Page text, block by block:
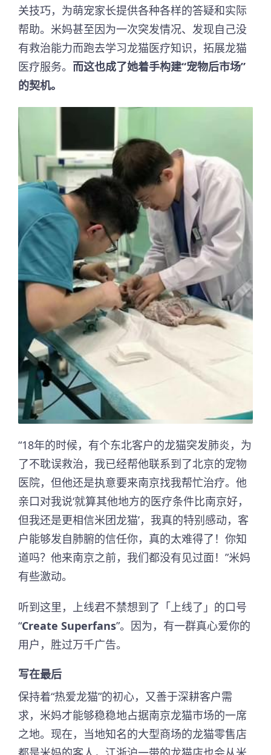
关技巧，为萌宠家长提供各种各样的答疑和实际
帮助。米妈甚至因为一次突发情况、发现自己没
有救治能力而跑去学习龙猫医疗知识，拓展龙猫
医疗服务。 而这也成了她着手构建“宠物后市场”
的契机。
“18年的时候，有个东北客户的龙猫突发肺炎，为
了不耽误救治，我已经帮他联系到了北京的宠物
医院，但他还是执意要来南京找我帮忙治疗。他
亲口对我说‘就算其他地方的医疗条件比南京好，
但我还是更相信米团龙猫’，我真的特别感动，客
户能够发自肺腑的信任你，真的太难得了！你知
道吗？他来南京之前，我们都没有见过面！”米妈
有些激动。
听到这里，上线君不禁想到了「上线了」的口号
“Create Superfans”。因为，有一群真心爱你的
用户，胜过万千广告。
写在最后
保持着“热爱龙猫”的初心，又善于深耕客户需
求，米妈才能够稳稳地占据南京龙猫市场的一席
之地。现在，当地知名的大型商场的龙猫零售店